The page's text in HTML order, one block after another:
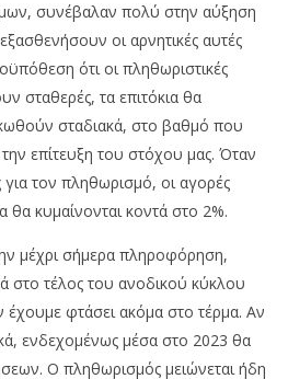
συνέβαλαν πολύ στην αύξηση
οι αρνητικές αυτές
ότι οι πληθωριστικές
σταθερές, τα επιτόκια θα
σταδιακά, στο βαθμό που
επίτευξη του στόχου μας. Όταν
τον πληθωρισμό, οι αγορές
θα κυμαίνονται κοντά στο 2%.
μέχρι σήμερα πληροφόρηση,
στο τέλος του ανοδικού κύκλου
έχουμε φτάσει ακόμα στο τέρμα. Αν
ενδεχομένως μέσα στο 2023 θα
Ο πληθωρισμός μειώνεται ήδη